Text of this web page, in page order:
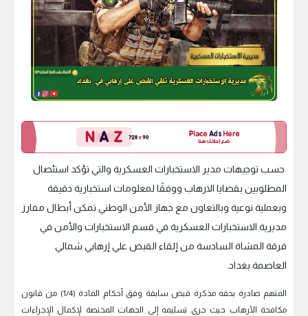
حسب توجيهات مدير الاستخبارات العسكرية والتي تؤكد استئصال
المطلوبين بقضايا الارهاب ووفقًا لمعلومات استخبارية دقيقة
وبعملية نوعية وبالتعاون مع جهاز الأمن الوطني تمكن أبطال مفارز
مديرية الاستخبارات العسكرية في قسم الاستخبارات والأمن في
فرقة المشاة السادسة من إلقاء القبض علي إرهابي شمالي
العاصمة بغداد.
المتهم صادرة بحقه مذكرة قبض سابقة وفق أحكام المادة (1/4) من قانون
مكافحة الأرهاب حيث جرى تسليمه إلى الجهات المختصة لإكمال الإجراءات